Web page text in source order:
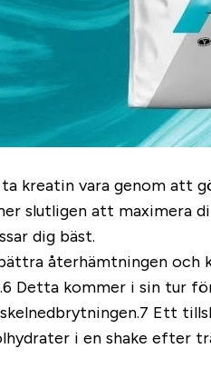
kreatin vara genom att
slutligen att
dig bäst.
återhämtningen och
Detta kommer i sin tur
Ett
i en shake efter